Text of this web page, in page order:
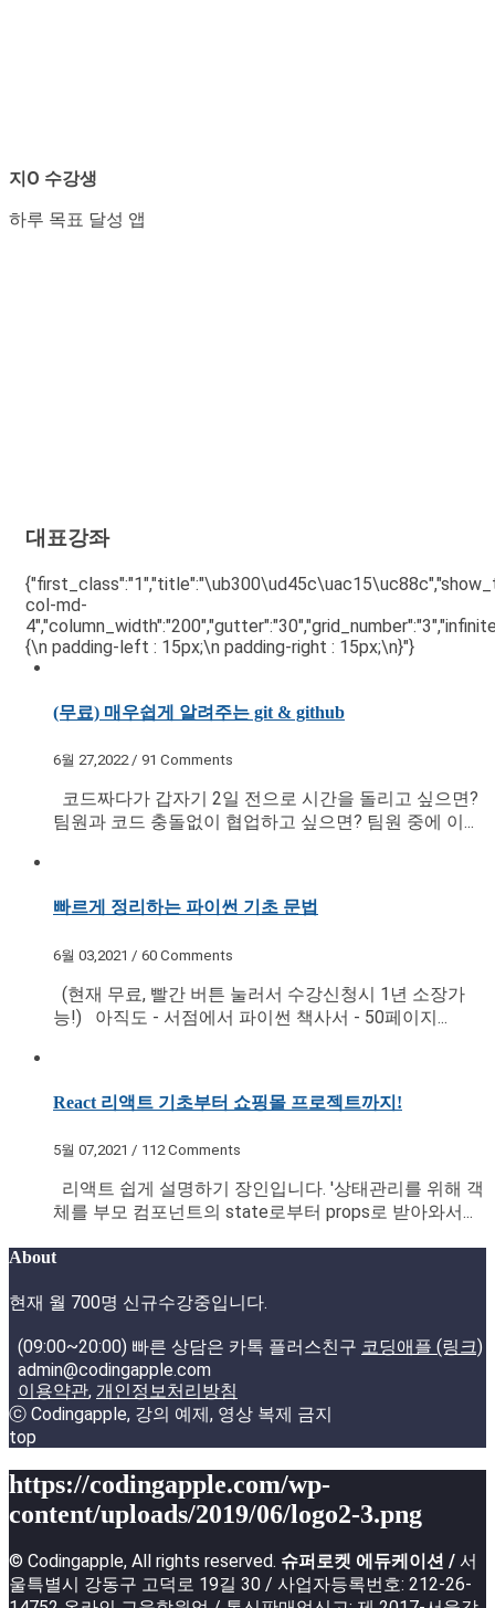
지O 수강생
하루 목표 달성 앱
대표강좌
col-md-
{\n padding-left : 15px;\n padding-right : 15px;\n}"}
(무료) 매우쉽게 알려주는 git & github
6월 27,2022 / 91 Comments
코드짜다가 갑자기 2일 전으로 시간을 돌리고 싶으면?
팀원과 코드 충돌없이 협업하고 싶으면? 팀원 중에 이...
빠르게 정리하는 파이썬 기초 문법
6월 03,2021 / 60 Comments
(현재 무료, 빨간 버튼 눌러서 수강신청시 1년 소장가
능!) 아직도 - 서점에서 파이썬 책사서 - 50페이지...
React 리액트 기초부터 쇼핑몰 프로젝트까지!
5월 07,2021 / 112 Comments
리액트 쉽게 설명하기 장인입니다. '상태관리를 위해 객
체를 부모 컴포넌트의 state로부터 props로 받아와서...
About
현재 월 700명 신규수강중입니다.
(09:00~20:00) 빠른 상담은 카톡 플러스친구 코딩애플 (링크)
admin@codingapple.com
이용약관, 개인정보처리방침
ⓒ Codingapple, 강의 예제, 영상 복제 금지
top
https://codingapple.com/wp-
content/uploads/2019/06/logo2-3.png
© Codingapple, All rights reserved. 슈퍼로켓 에듀케이션 / 서
울특별시 강동구 고덕로 19길 30 / 사업자등록번호: 212-26-